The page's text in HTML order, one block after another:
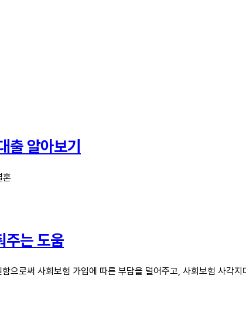
알아보기
혼
주는 도움
으로써 사회보험 가입에 따른 부담을 덜어주고, 사회보험 사각지